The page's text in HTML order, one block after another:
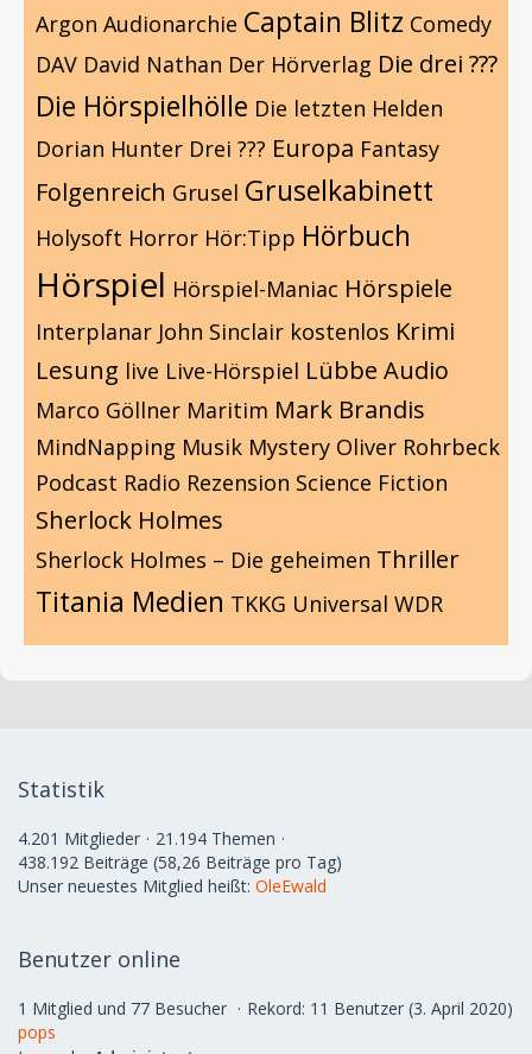
Argon Audionarchie Captain Blitz Comedy
DAV David Nathan Der Hörverlag Die drei ???
Die Hörspielhölle Die letzten Helden
Dorian Hunter Drei ??? Europa Fantasy
Folgenreich Grusel Gruselkabinett
Holysoft Horror Hör:Tipp Hörbuch
Hörspiel Hörspiel-Maniac Hörspiele
Interplanar John Sinclair kostenlos Krimi
Lesung live Live-Hörspiel Lübbe Audio
Marco Göllner Maritim Mark Brandis
MindNapping Musik Mystery Oliver Rohrbeck
Podcast Radio Rezension Science Fiction
Sherlock Holmes
Sherlock Holmes – Die geheimen Thriller
Titania Medien TKKG Universal WDR
Statistik
4.201 Mitglieder
21.194 Themen
438.192 Beiträge (58,26 Beiträge pro Tag)
Unser neuestes Mitglied heißt: OleEwald
Benutzer online
1 Mitglied und 77 Besucher Rekord: 11 Benutzer (3. April 2020)
pops